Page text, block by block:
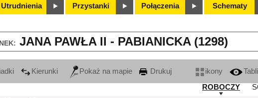
Utrudnienia Przystanki Połączenia Schematy
JANA PAWŁA II - PABIANICKA (1298)
Kierunki Pokaż na mapie Drukuj ikony
ROBOCZY